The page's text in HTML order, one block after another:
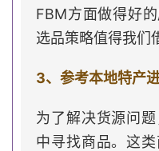
FBM方面做得好
选品策略值得我们
3、参考本地特产
为了解决货源问
中寻找商品。这